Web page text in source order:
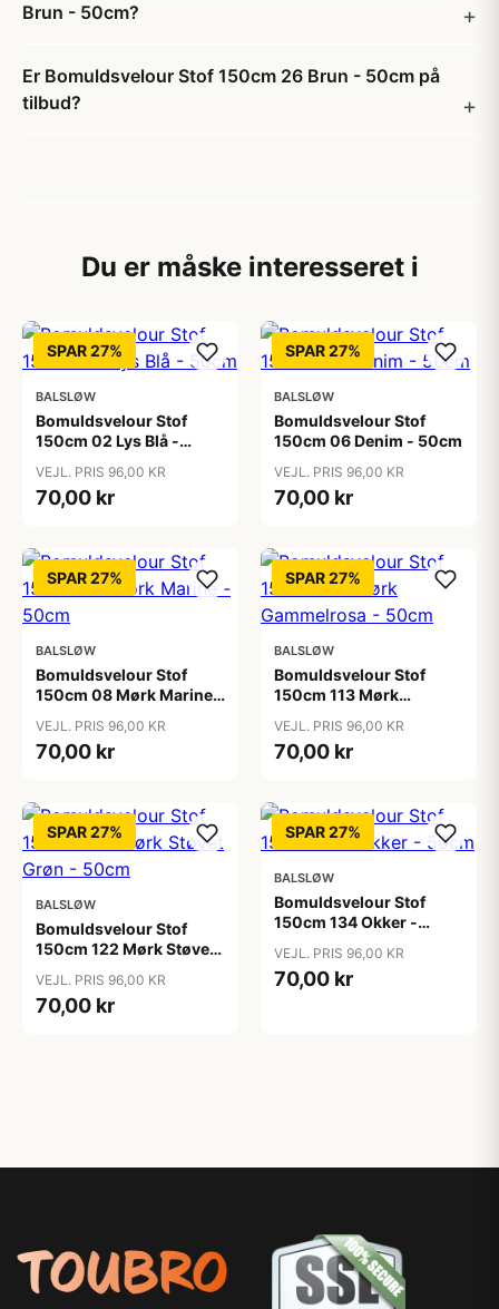
Brun - 50cm?
Er Bomuldsvelour Stof 150cm 26 Brun - 50cm på
tilbud?
Du er måske interesseret i
SPAR 27%
BALSLØW
Bomuldsvelour Stof
150cm 02 Lys Blå -
VEJL. PRIS 96,00 KR
70,00 kr
SPAR 27%
BALSLØW
Bomuldsvelour Stof
150cm 06 Denim - 50cm
VEJL. PRIS 96,00 KR
70,00 kr
SPAR 27%
BALSLØW
Bomuldsvelour Stof
150cm 08 Mørk Marine -
VEJL. PRIS 96,00 KR
70,00 kr
SPAR 27%
BALSLØW
Bomuldsvelour Stof
150cm 113 Mørk
VEJL. PRIS 96,00 KR
70,00 kr
SPAR 27%
BALSLØW
Bomuldsvelour Stof
150cm 122 Mørk Støvet
VEJL. PRIS 96,00 KR
70,00 kr
SPAR 27%
BALSLØW
Bomuldsvelour Stof
150cm 134 Okker -
VEJL. PRIS 96,00 KR
70,00 kr